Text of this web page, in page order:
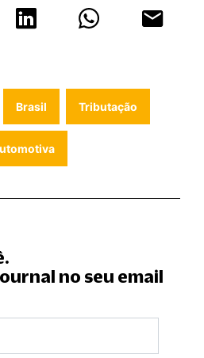
Brasil Tributação
no seu email